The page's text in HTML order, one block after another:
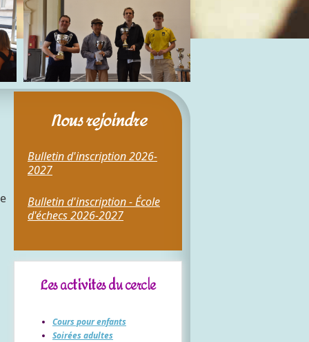
Nous rejoindre
Bulletin d'inscription 2026-
2027
Bulletin d'inscription - École
d'échecs 2026-2027
Les activités du cercle
Cours pour enfants
Soirées adultes